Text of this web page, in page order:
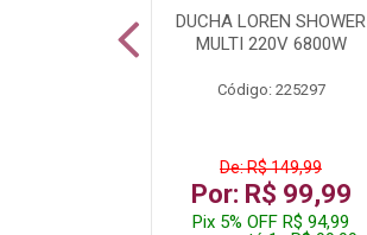
DUCHA LOREN SHOWER
MULTI 220V 6800W
Código: 225297
De: R$ 149,99
Por: R$ 99,99
Pix 5% OFF R$ 94,99